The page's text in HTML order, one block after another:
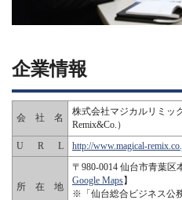
企業情報
会社 名
株式会社マジカルリミッ
Remix&Co.）
UR L http://www.magical-
所在 地
〒980-0014 仙台市青葉
Google Maps】
※「仙台総合ビジネス公